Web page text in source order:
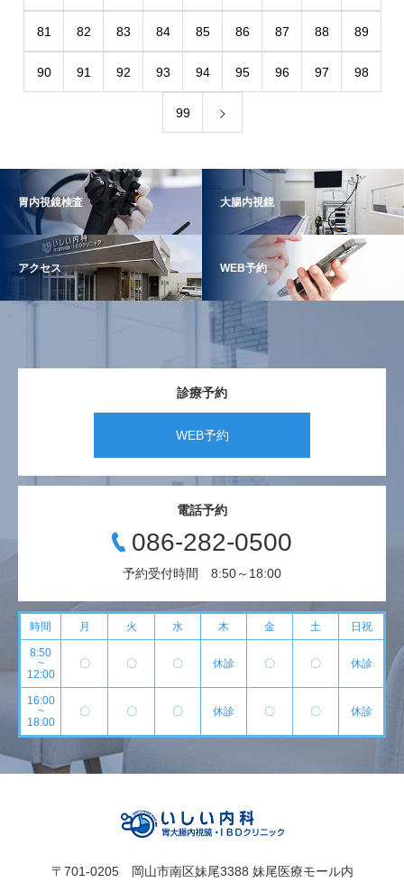
81 82 83 84 85 86 87 88 89
90 91 92 93 94 95 96 97 98
99
胃内視鏡検査 大腸内視鏡
アクセス WEB予約
診療予約
WEB予約
電話予約
086-282-0500
予約受付時間 8:50～18:00
時間 月 火 水 木 金 土 日祝
8:50
~
12:00
〇 〇 〇 休診 〇 〇 休診
16:00
~
18:00
〇 〇 〇 休診 〇 〇 休診
〒701-0205 岡山市南区妹尾3388 妹尾医療モール内